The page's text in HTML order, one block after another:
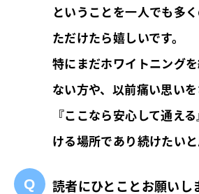
ということを一人でも多
ただけたら嬉しいです。
特にまだホワイトニング
ない方や、以前痛い思い
『ここなら安心して通え
ける場所であり続けたいと
読者にひとことお願いし